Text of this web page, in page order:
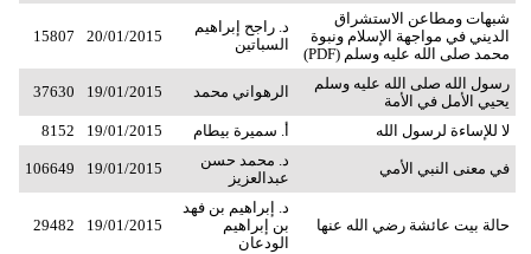
شبهات ومطاعن الاستشراق
الديني في مواجهة الإسلام ونبوة
محمد صلى الله عليه وسلم (PDF)
د. راجح إبراهيم
السباتين
20/01/2015
15807
رسول الله صلى الله عليه وسلم
يحيي الأمل في الأمة
الرهواني محمد 19/01/2015
37630
لا للإساءة لرسول الله أ. سميرة بيطام 19/01/2015
8152
في معنى النبي الأمي
د. محمد حسن
عبدالعزيز
19/01/2015
106649
حالة بيت عائشة رضي الله عنها
د. إبراهيم بن فهد
بن إبراهيم
الودعان
19/01/2015
29482